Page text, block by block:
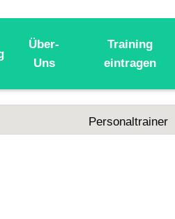
Über-
Uns
Training
eintragen
Personaltrainer